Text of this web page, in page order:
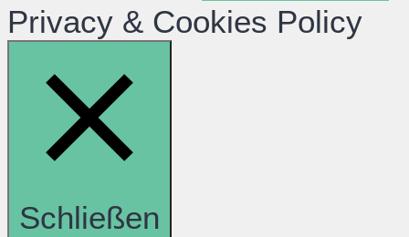
Privacy & Cookies Policy
Schließen